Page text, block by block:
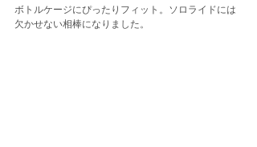
ボトルケージにぴったりフィット。ソロライドには
欠かせない相棒になりました。